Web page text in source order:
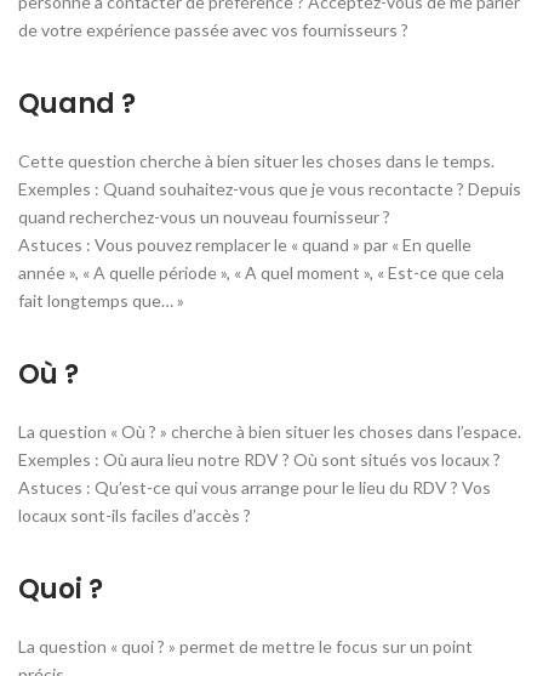
de votre expérience passée avec vos fournisseurs ?
Quand ?
Cette question cherche à bien situer les choses dans le temps.
Exemples : Quand souhaitez-vous que je vous recontacte ? Depuis
quand recherchez-vous un nouveau fournisseur ?
Astuces : Vous pouvez remplacer le « quand » par « En quelle
année », « A quelle période », « A quel moment », « Est-ce que cela
fait longtemps que… »
Où ?
La question « Où ? » cherche à bien situer les choses dans l’espace.
Exemples : Où aura lieu notre RDV ? Où sont situés vos locaux ?
Astuces : Qu’est-ce qui vous arrange pour le lieu du RDV ? Vos
locaux sont-ils faciles d’accès ?
Quoi ?
La question « quoi ? » permet de mettre le focus sur un point